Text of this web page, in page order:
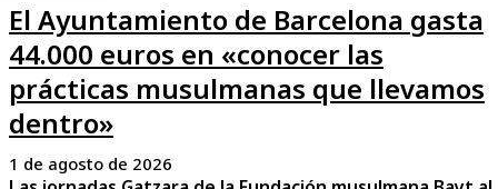
El Ayuntamiento de Barcelona gasta
44.000 euros en «conocer las
prácticas musulmanas que llevamos
dentro»
1 de agosto de 2026